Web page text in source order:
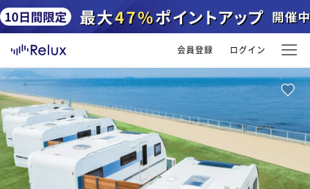
会員登録 ログイン